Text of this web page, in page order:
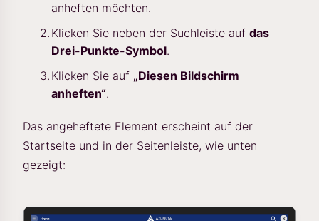
anheften möchten.
Klicken Sie neben der Suchleiste auf das
Drei-Punkte-Symbol.
Klicken Sie auf „Diesen Bildschirm
anheften“.
Das angeheftete Element erscheint auf der
Startseite und in der Seitenleiste, wie unten
gezeigt: